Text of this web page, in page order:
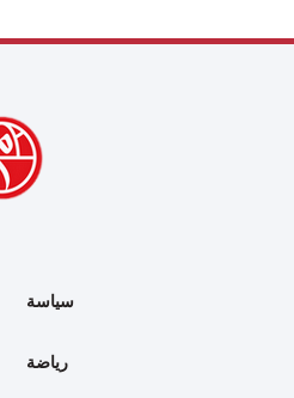
سياسة
رياضة